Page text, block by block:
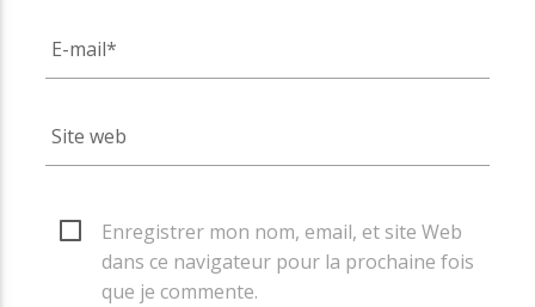
Enregistrer mon nom, email, et site Web
dans ce navigateur pour la prochaine fois
que je commente.